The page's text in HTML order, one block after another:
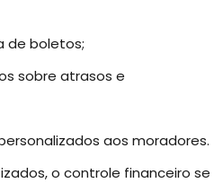
de boletos;
sobre atrasos e
aos moradores.
o controle financeiro se